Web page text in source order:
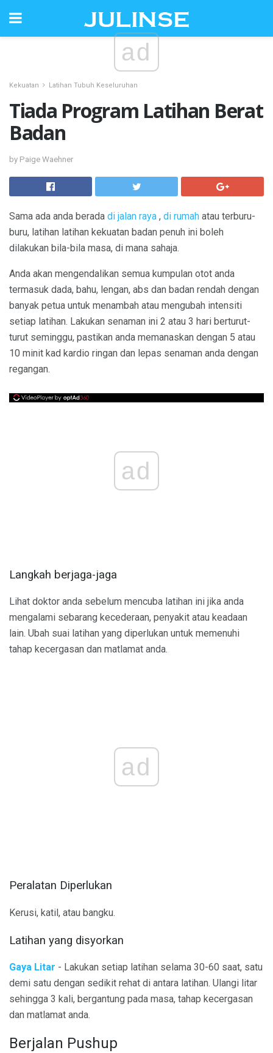
ad
Kekuatan Latihan Tubuh Keseluruhan
Tiada Program Latihan Berat
Badan
by Paige Waehner
Sama ada anda berada di jalan raya , di rumah atau terburu-
buru, latihan latihan kekuatan badan penuh ini boleh
dilakukan bila-bila masa, di mana sahaja.
Anda akan mengendalikan semua kumpulan otot anda
termasuk dada, bahu, lengan, abs dan badan rendah dengan
banyak petua untuk menambah atau mengubah intensiti
setiap latihan. Lakukan senaman ini 2 atau 3 hari berturut-
turut seminggu, pastikan anda memanaskan dengan 5 atau
10 minit kad kardio ringan dan lepas senaman anda dengan
regangan.
ad
Langkah berjaga-jaga
Lihat doktor anda sebelum mencuba latihan ini jika anda
mengalami sebarang kecederaan, penyakit atau keadaan
lain. Ubah suai latihan yang diperlukan untuk memenuhi
tahap kecergasan dan matlamat anda.
ad
Peralatan Diperlukan
Kerusi, katil, atau bangku.
Latihan yang disyorkan
Gaya Litar - Lakukan setiap latihan selama 30-60 saat, satu
demi satu dengan sedikit rehat di antara latihan. Ulangi litar
sehingga 3 kali, bergantung pada masa, tahap kecergasan
dan matlamat anda.
Berjalan Pushup